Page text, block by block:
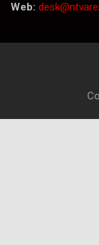
Web: